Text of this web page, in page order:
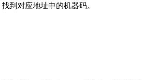
到对应地址中的机器码。